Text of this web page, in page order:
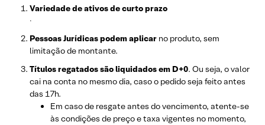
Variedade de ativos de curto prazo
.
Pessoas Jurídicas podem aplicar no produto, sem
limitação de montante.
Títulos regatados são liquidados em D+0. Ou seja, o valor
cai na conta no mesmo dia, caso o pedido seja feito antes
das 17h.
Em caso de resgate antes do vencimento, atente-se
às condições de preço e taxa vigentes no momento,